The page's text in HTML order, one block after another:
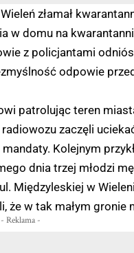
złamał
w domu na
z policjantami
odpowie
patrolując teren
zaczęli
Kolejnym
dnia trzej młodzi
Międzyleskiej w
że w tak małym gronie
- Reklama -